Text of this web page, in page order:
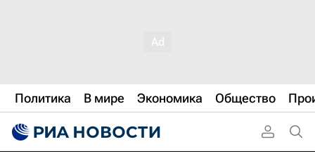
Политика В мире Экономика Общество